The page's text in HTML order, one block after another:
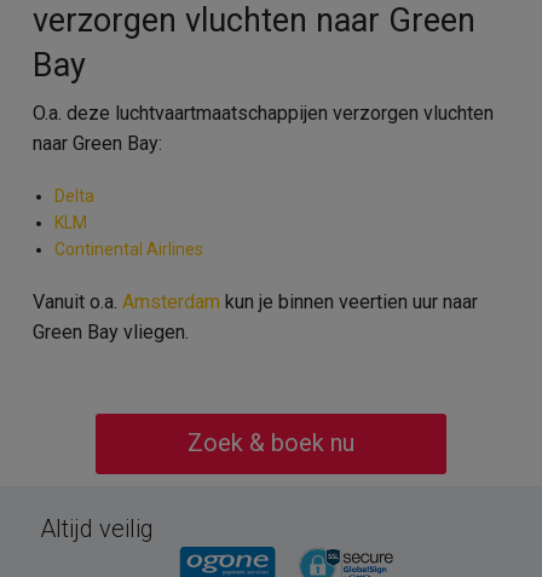
verzorgen vluchten naar Green
Bay
O.a. deze luchtvaartmaatschappijen verzorgen vluchten
naar Green Bay:
Delta
KLM
Continental Airlines
Vanuit o.a. Amsterdam kun je binnen veertien uur naar
Green Bay vliegen.
Zoek & boek nu
Altijd veilig